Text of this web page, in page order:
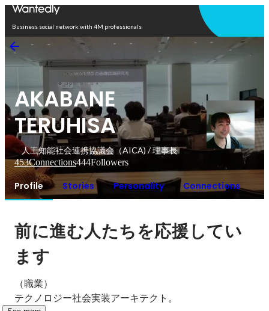
Business social network with 4M professionals
AKABANE
TERUHISA
人工知能社会連携協議会（AICA) / 理事長
453Connections444Followers
Profile Stories Personality Connections
前に進む人たちを応援してい
ます
（職業）
テクノロジー社会実装アーキテクト。